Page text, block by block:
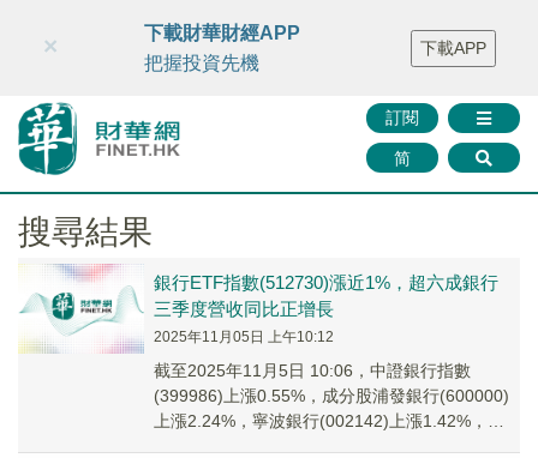
財華智庫網 FINTV FINMETA 財華證券 媒體矩陣
智庫沙龍
聯絡我們
訂閱
简
×
下載財華財經APP
把握投資先機
下載APP
搜尋結果
銀行ETF指數(512730)漲近1%，超六成銀行
三季度營收同比正增長
2025年11月05日 上午10:12
截至2025年11月5日 10:06，中證銀行指數
(399986)上漲0.55%，成分股浦發銀行(600000)
上漲2.24%，寧波銀行(002142)上漲1.42%，南